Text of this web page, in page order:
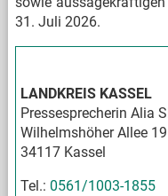
31. Juli 2026.
LANDKREIS KASSEL
Pressesprecherin Alia
Wilhelmshöher Allee 19
34117 Kassel
Tel.: 0561/1003-1855